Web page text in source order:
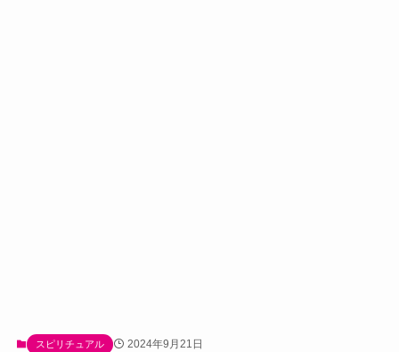
スピリチュアル 2024年9月21日